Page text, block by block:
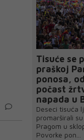
Tisuće se
praškoj
ponosa,
počast
napada u
Deseci tisuća
promarširali
Pragom u
Povorke pon...